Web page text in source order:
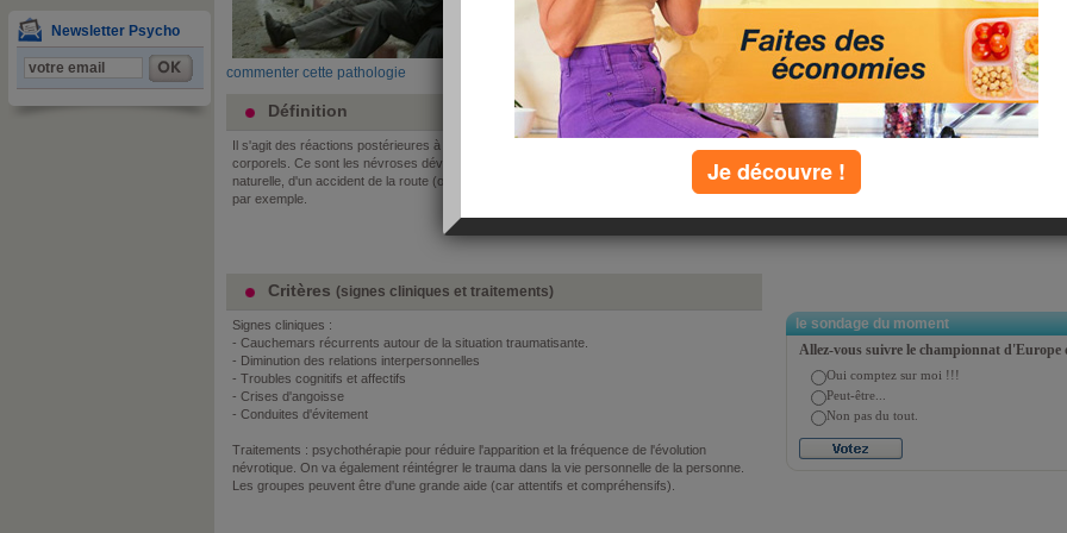
Newsletter Psycho
imprimer la fiche pathologie
commenter cette pathologie
Définition
Il s'agit des réactions postérieures à un évènement ayant généré, ou non, des dommages
corporels. Ce sont les névroses développés par les personnes victimes d'une catastrophe
naturelle, d'un accident de la route (ou y ayant assisté), d'une prise d'otage, ou d'attentats
par exemple.
Critères (signes cliniques et traitements)
Signes cliniques :
- Cauchemars récurrents autour de la situation traumatisante.
- Diminution des relations interpersonnelles
- Troubles cognitifs et affectifs
- Crises d'angoisse
- Conduites d'évitement
Traitements : psychothérapie pour réduire l'apparition et la fréquence de l'évolution
névrotique. On va également réintégrer le trauma dans la vie personnelle de la personne.
Les groupes peuvent être d'une grande aide (car attentifs et compréhensifs).
le sondage du moment
Allez-vous suivre le championnat d'Europe
Oui comptez sur moi !!!
Peut-être...
Non pas du tout.
Je découvre !